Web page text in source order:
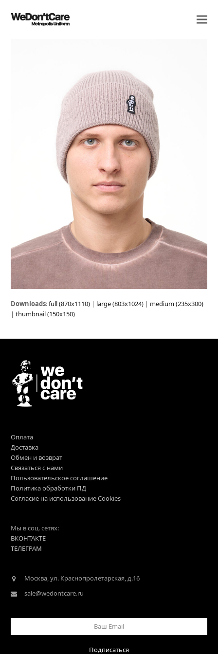
Downloads:full (870x1110) | large (803x1024) | medium (235x300)
|thumbnail (150x150)
Оплата
Доставка
Обмен и возврат
Связаться с нами
Пользовательское соглашение
Политика обработки ПД
Согласие на использование Cookies
Мы в соц. сетях:
ВКОНТАКТЕ
ТЕЛЕГРАМ
Москва, ул. Краснопролетарская, д.16
sale@wedontcare.ru
Email
Подписаться